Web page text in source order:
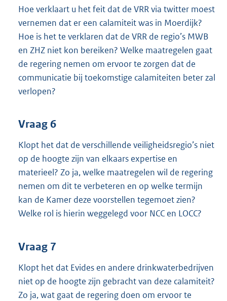
Hoe verklaart u het feit dat de VRR via twitter moest
vernemen dat er een calamiteit was in Moerdijk?
Hoe is het te verklaren dat de VRR de regio’s MWB
en ZHZ niet kon bereiken? Welke maatregelen gaat
de regering nemen om ervoor te zorgen dat de
communicatie bij toekomstige calamiteiten beter zal
verlopen?
Vraag 6
Klopt het dat de verschillende veiligheidsregio’s niet
op de hoogte zijn van elkaars expertise en
materieel? Zo ja, welke maatregelen wil de regering
nemen om dit te verbeteren en op welke termijn
kan de Kamer deze voorstellen tegemoet zien?
Welke rol is hierin weggelegd voor NCC en LOCC?
Vraag 7
Klopt het dat Evides en andere drinkwaterbedrijven
niet op de hoogte zijn gebracht van deze calamiteit?
Zo ja, wat gaat de regering doen om ervoor te